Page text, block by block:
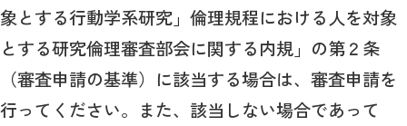
象とする行動学系研究」倫理規程における人を対象
とする研究倫理審査部会に関する内規」の第２条
（審査申請の基準）に該当する場合は、審査申請を
行ってください。また、該当しない場合であって